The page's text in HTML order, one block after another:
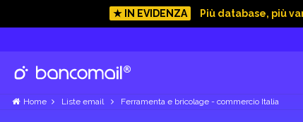
★ IN EVIDENZA Più database, più
Home Liste email Ferramenta e bricolage - commercio Italia